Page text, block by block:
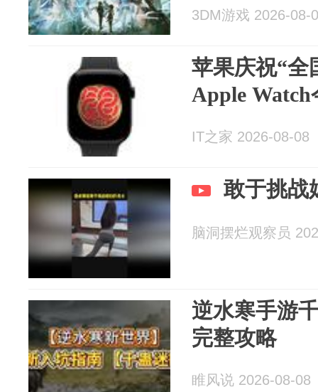
3DM游戏 2026-08-
苹果庆祝“全
Apple Watch
IT之家 2026-08-08
敢于挑战
脑洞摆烂观察员
逆水寒手游
完整攻略
睢风说 2026-08-08